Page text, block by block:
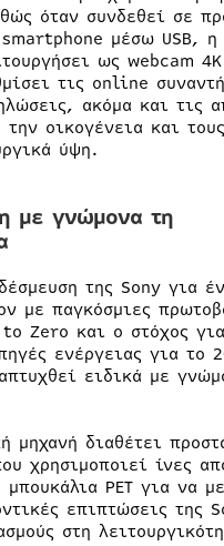
όταν συνδεθεί σε
μέσω USB, η
ως webcam
τις online
ακόμα και τις
την οικογένεια και
ύψη.
με γνώμονα τη
της Sony για
με παγκόσμιες
Zero και ο στόχος για
ενέργειας για το
ειδικά με
μηχανή διαθέτει
χρησιμοποιεί ίνες
μπουκάλια ΡΕΤ για να
επιπτώσεις της
στη